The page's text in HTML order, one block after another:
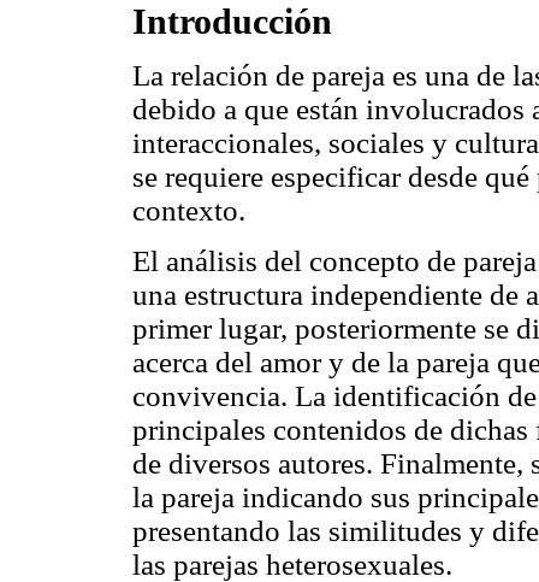
Introducción
La relación de pareja es una de
debido a que están
interaccionales, sociales y
se requiere especificar desde
contexto.
El análisis del concepto de
una estructura independiente de
primer lugar, posteriormente se
acerca del amor y de la pareja
convivencia. La identificación
principales contenidos de dichas
de diversos autores. Finalmente,
la pareja indicando sus
presentando las similitudes y
las parejas heterosexuales.